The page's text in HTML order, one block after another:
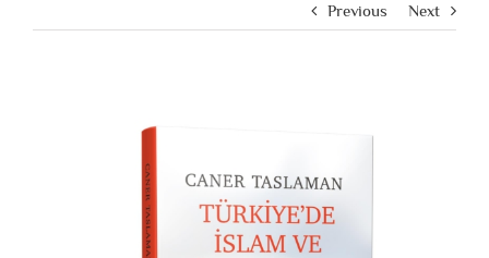
Previous Next